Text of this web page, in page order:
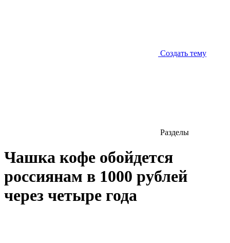
Создать тему
Разделы
Чашка кофе обойдется
россиянам в 1000 рублей
через четыре года